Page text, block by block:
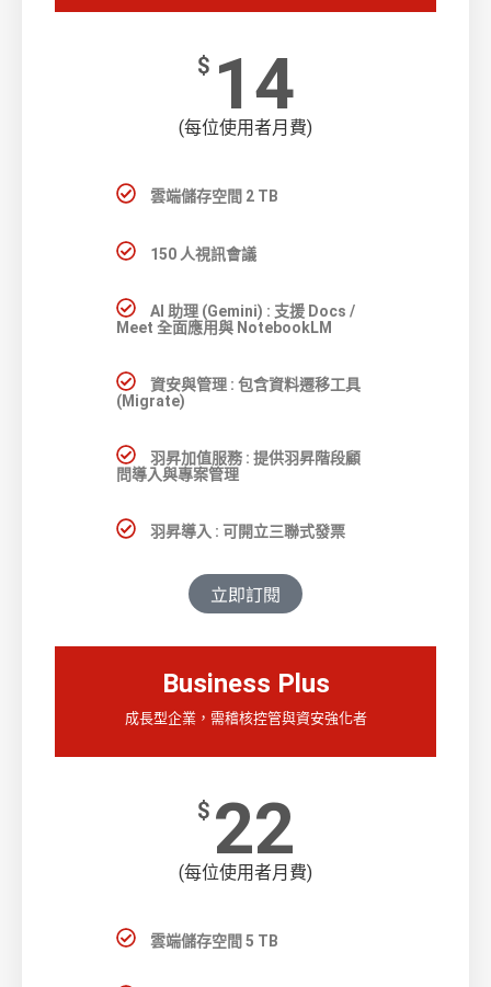
$ 14
(每位使用者月費)
雲端儲存空間 2 TB
150 人視訊會議
AI 助理 (Gemini) : 支援 Docs /
Meet 全面應用與 NotebookLM
資安與管理 : 包含資料遷移工具
(Migrate)
羽昇加值服務 : 提供羽昇階段顧
問導入與專案管理
羽昇導入 : 可開立三聯式發票
立即訂閱
Business Plus
成長型企業，需稽核控管與資安強化者
$ 22
(每位使用者月費)
雲端儲存空間 5 TB